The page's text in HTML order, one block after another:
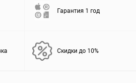
Гарантия 1 год
Скидки до 10%